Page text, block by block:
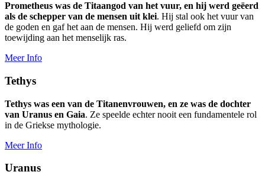
Prometheus was de Titaangod van het vuur, en hij werd geëerd
als de schepper van de mensen uit klei. Hij stal ook het vuur van
de goden en gaf het aan de mensen. Hij werd geliefd om zijn
toewijding aan het menselijk ras.
Meer Info
Tethys
Tethys was een van de Titanenvrouwen, en ze was de dochter
van Uranus en Gaia. Ze speelde echter nooit een fundamentele rol
in de Griekse mythologie.
Meer Info
Uranus